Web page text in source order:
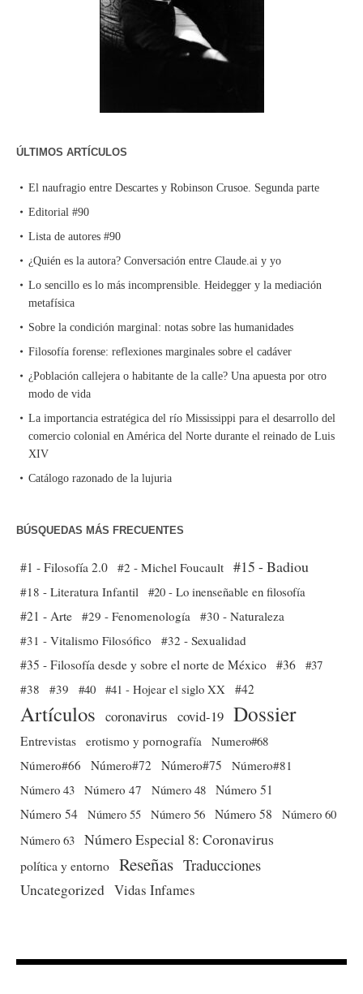
ÚLTIMOS ARTÍCULOS
El naufragio entre Descartes y Robinson Crusoe. Segunda parte
Editorial #90
Lista de autores #90
¿Quién es la autora? Conversación entre Claude.ai y yo
Lo sencillo es lo más incomprensible. Heidegger y la mediación
metafísica
Sobre la condición marginal: notas sobre las humanidades
Filosofía forense: reflexiones marginales sobre el cadáver
¿Población callejera o habitante de la calle? Una apuesta por otro
modo de vida
La importancia estratégica del río Mississippi para el desarrollo del
comercio colonial en América del Norte durante el reinado de Luis
XIV
Catálogo razonado de la lujuria
BÚSQUEDAS MÁS FRECUENTES
#1 - Filosofía 2.0 #2 - Michel Foucault #15 - Badiou
#18 - Literatura Infantil #20 - Lo inenseñable en filosofía
#21 - Arte #29 - Fenomenología
#30 - Naturaleza
#31 - Vitalismo Filosófico
#32 - Sexualidad
#35 - Filosofía desde y sobre el norte de México #36 #37
#38
#39 #40 #41 - Hojear el siglo XX #42
Artículos coronavirus covid-19 Dossier
Entrevistas erotismo y pornografía
Numero#68
Número#66
Número#72 Número#75
Número#81
Número 43 Número 47 Número 48 Número 51
Número 54 Número 55 Número 56 Número 58
Número 60
Número 63 Número Especial 8: Coronavirus
política y entorno Reseñas Traducciones
Uncategorized Vidas Infames